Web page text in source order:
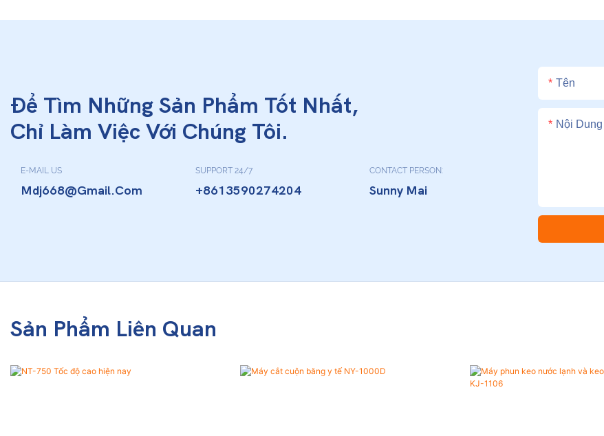
Để Tìm Những Sản Phẩm Tốt Nhất,
Chỉ Làm Việc Với Chúng Tôi.
E-MAIL US
Mdj668@gmail.com
SUPPORT 24/7
+8613590274204
CONTACT PERSON:
Sunny Mai
Tên
Nội Dung
Sản Phẩm Liên Quan